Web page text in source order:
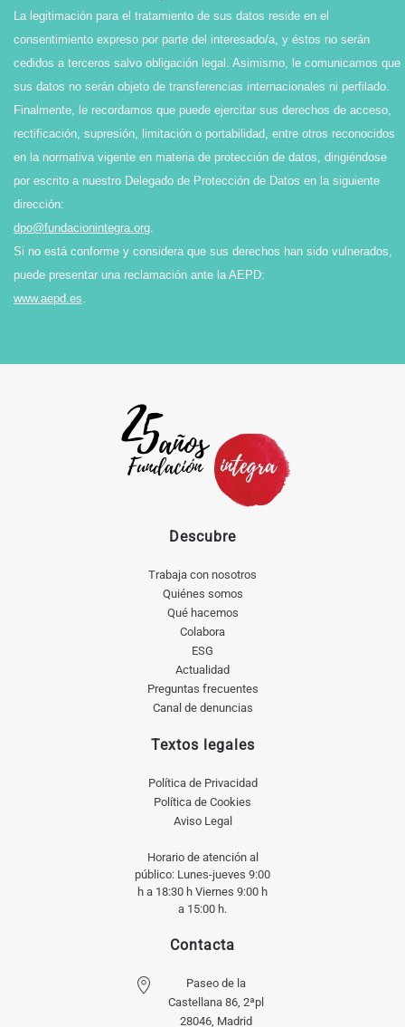
La legitimación para el tratamiento de sus datos reside en el
consentimiento expreso por parte del interesado/a, y éstos no serán
cedidos a terceros salvo obligación legal. Asimismo, le comunicamos que
sus datos no serán objeto de transferencias internacionales ni perfilado.
Finalmente, le recordamos que puede ejercitar sus derechos de acceso,
rectificación, supresión, limitación o portabilidad, entre otros reconocidos
en la normativa vigente en materia de protección de datos, dirigiéndose
por escrito a nuestro Delegado de Protección de Datos en la siguiente
dirección:
dpo@fundacionintegra.org
Si no está conforme y considera que sus derechos han sido vulnerados,
puede presentar una reclamación ante la AEPD:
www.aepd.es
Descubre
Trabaja con nosotros
Quiénes somos
Qué hacemos
Colabora
ESG
Actualidad
Preguntas frecuentes
Canal de denuncias
Textos legales
Política de Privacidad
Política de Cookies
Aviso Legal
Horario de atención al
público: Lunes-jueves 9:00
h a 18:30 h Viernes 9:00 h
a 15:00 h.
Contacta
Paseo de la
Castellana 86, 2ªpl
28046, Madrid